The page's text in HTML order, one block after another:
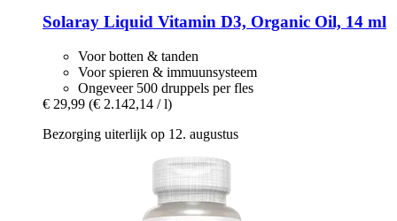
Solaray Liquid Vitamin D3, Organic Oil, 14 ml
Voor botten & tanden
Voor spieren & immuunsysteem
Ongeveer 500 druppels per fles
€ 29,99 (€ 2.142,14 / l)
Bezorging uiterlijk op 12. augustus